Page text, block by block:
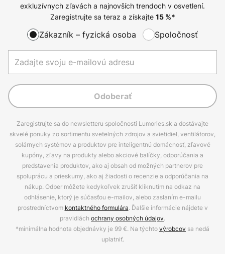
exkluzívnych zľavách a najnovších trendoch v osvetlení.
Zaregistrujte sa teraz a získajte 15%*
Zákazník – fyzická osoba Spoločnosť
Odoberať
Zaregistrujte sa do newsletteru spoločnosti Lumories.sk a dostávajte
skvelé ponuky zo sortimentu svetelných zdrojov a svietidiel, ventilátorov,
solárnych systémov a produktov pre inteligentnú domácnosť, zľavové
kupóny, zľavy na produkty alebo akciové balíčky, odporúčania a
predstavenia produktov, ako aj obsah od možných partnerov pre
spoluprácu a prieskumy, ako aj žiadosti o recenzie a odporúčania na
nákup. Odber môžete kedykoľvek zrušiť kliknutím na odkaz na
odhlásenie, ktorý je súčasťou e-mailov, alebo zaslaním e-mailu
prostredníctvom kontaktného formulára. Ďalšie informácie nájdete v
pravidlách ochrany osobných údajov.
*minimálna hodnota objednávky je 99 €. Na týchtovýrobcov sa nedá
uplatniť.